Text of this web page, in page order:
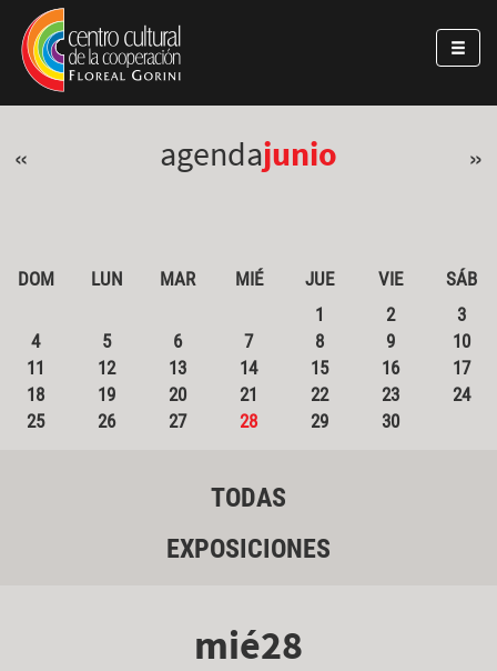
Pasar al contenido principal
Jump to main content
« agendajunio »
DOM LUN MAR MIÉ JUE VIE
SÁB
1
2
3
4
5 6 7 8 9
10
11
12 13 14 15 16
17
18
19 20 21 22 23
24
25
26 27 28 29 30
TODAS
EXPOSICIONES
mié28